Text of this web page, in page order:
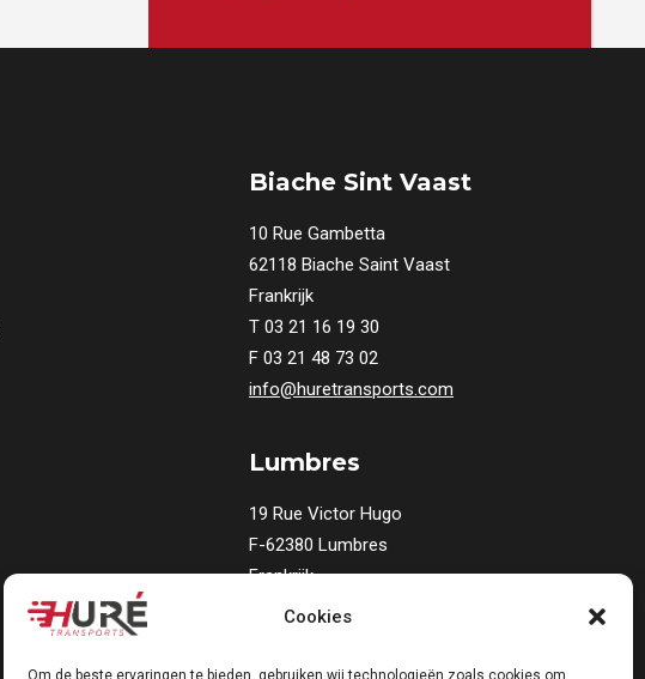
Cookies
Om de beste ervaringen te bieden, gebruiken wij technologieën zoals cookies om
Biache Sint Vaast
10 Rue Gambetta
62118 Biache Saint Vaast
Frankrijk
T 03 21 16 19 30
F 03 21 48 73 02
info@huretransports.com
Lumbres
19 Rue Victor Hugo
F-62380 Lumbres
Frankrijk
03 21 12 25 20